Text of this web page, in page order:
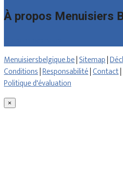
À propos Menuisiers
Menuisiersbelgique.be|Sitemap|
Conditions|Responsabilité|Contact|
Politique d'évaluation
×